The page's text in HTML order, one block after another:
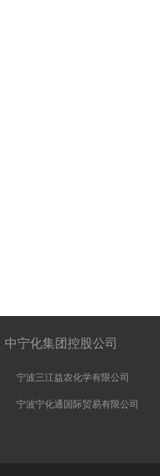
中宁化集团控股公司
宁波三江益农化学有限公司
宁波宁化通国际贸易有限公司